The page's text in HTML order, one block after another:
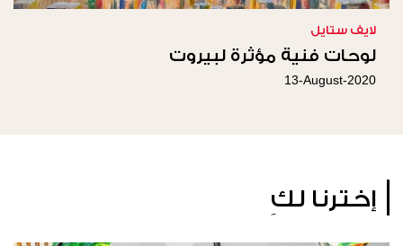
لايف ستايل
لوحات فنية مؤثرة لبيروت
13-August-2020
إخترنا لكِ